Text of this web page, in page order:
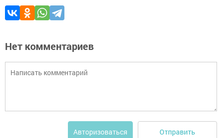
Нет комментариев
Авторизоваться Отправить